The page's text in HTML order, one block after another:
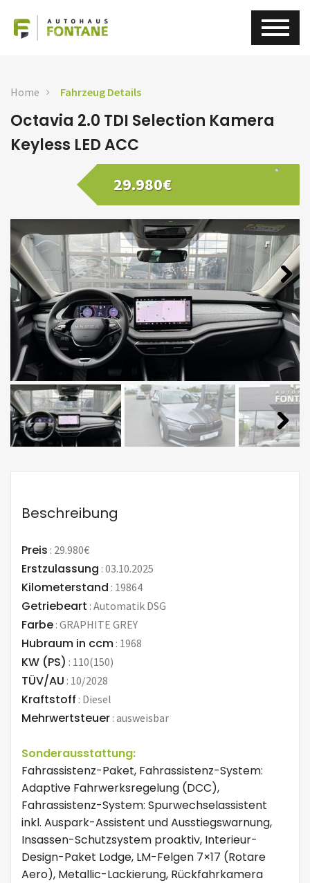
Home Fahrzeug Details
Octavia 2.0 TDI Selection Kamera
Keyless LED ACC
29.980€
Beschreibung
Preis : 29.980€
Erstzulassung : 03.10.2025
Kilometerstand : 19864
Getriebeart : Automatik DSG
Farbe : GRAPHITE GREY
Hubraum in ccm : 1968
KW (PS) : 110(150)
TÜV/AU : 10/2028
Kraftstoff : Diesel
Mehrwertsteuer : ausweisbar
Sonderausstattung:
Fahrassistenz-Paket, Fahrassistenz-System:
Adaptive Fahrwerksregelung (DCC),
Fahrassistenz-System: Spurwechselassistent
inkl. Auspark-Assistent und Ausstiegswarnung,
Insassen-Schutzsystem proaktiv, Interieur-
Design-Paket Lodge, LM-Felgen 7×17 (Rotare
Aero), Metallic-Lackierung, Rückfahrkamera